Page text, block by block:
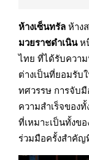
ห้างเซ็นทรัล ห้าง
มวยราชดำเนินห
ไทย ที่ได้รับความ
ต่างเป็นที่ยอมรับ
ทศวรรษ การจับมื
ความสำเร็จของ
ที่เหมาะเป็นทั้งข
ร่วมมือครั้งสำคั